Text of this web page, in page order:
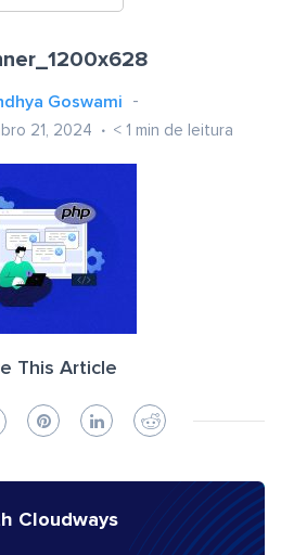
Goswami
21, 2024 < 1 min de leitura
This Article
Cloudways